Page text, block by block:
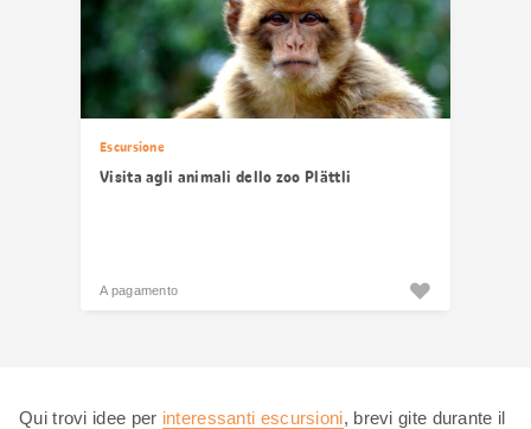
Escursione
Visita agli animali dello zoo Plättli
A pagamento
Qui trovi idee per interessanti escursioni, brevi gite durante il